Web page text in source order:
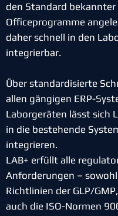
den Standard bekannter
Officeprogramme
daher schnell in den
integrierbar.
Über standardisierte
allen gängigen ERP-
Laborgeräten lässt sich
in die bestehende
integrieren.
LAB+ erfüllt alle
Anforderungen –
Richtlinien der GLP/
auch die ISO-Normen